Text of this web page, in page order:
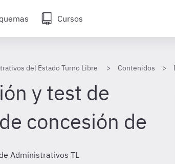
Cursos
del Estado Turno Libre Contenidos
y test de
concesión de
Administrativos TL